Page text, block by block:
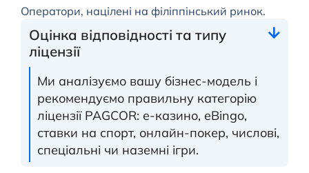
Оператори, націлені на філіппінський ринок.
Оцінка відповідності та типу
ліцензії
Ми аналізуємо вашу бізнес-модель і
рекомендуємо правильну категорію
ліцензії PAGCOR: e-казино, eBingo,
ставки на спорт, онлайн-покер, числові,
спеціальні чи наземні ігри.